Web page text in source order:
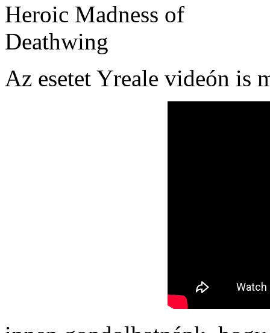
Heroic Madness of
Deathwing
Az esetet Yreale videón is